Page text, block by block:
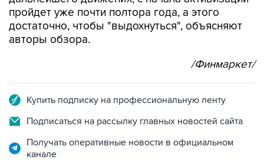
пройдет уже почти полтора года, а этого
достаточно, чтобы "выдохнуться", объясняют
авторы обзора.
/Финмаркет/
Купить подписку на профессиональную ленту
Подписаться на рассылку главных новостей сайта
Получать оперативные новости в официальном
канале